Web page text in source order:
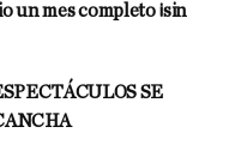
un mes completo ¡sin
SE